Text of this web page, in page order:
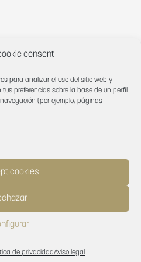
consent
para analizar el uso del sitio web y
preferencias sobre la base de un perfil
(por ejemplo, páginas
cookies
de privacidadAviso legal
US